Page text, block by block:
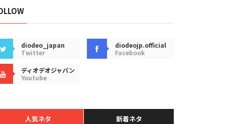
diodeo_japan
Twitter
diodeojp.official
Facebook
ディオデオジャパン
Youtube
人気ネタ 新着ネタ